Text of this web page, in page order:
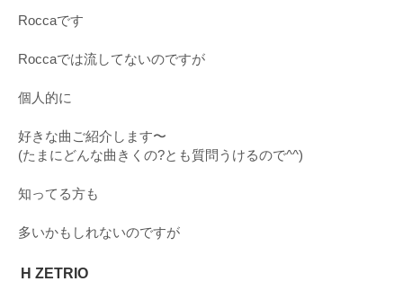
Roccaです
Roccaでは流してないのですが
個人的に
好きな曲ご紹介します〜
(たまにどんな曲きくの?とも質問うけるので^^)
知ってる方も
多いかもしれないのですが
H ZETRIO